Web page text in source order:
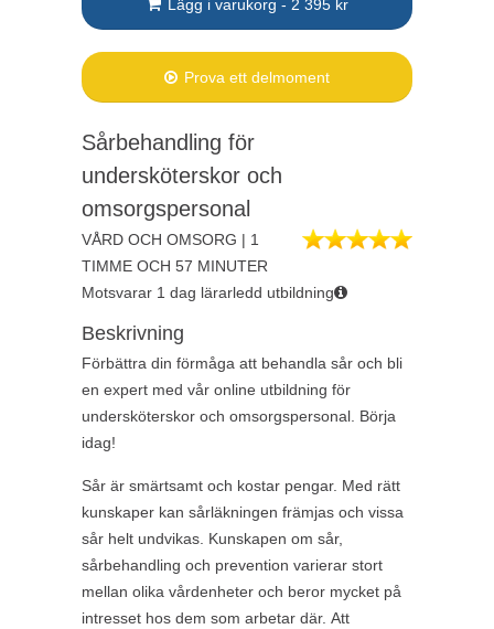
Lägg i varukorg - 2 395 kr
Prova ett delmoment
Sårbehandling för
undersköterskor och
omsorgspersonal
VÅRD OCH OMSORG | 1
TIMME OCH 57 MINUTER
Motsvarar 1 dag lärarledd utbildning
Beskrivning
Förbättra din förmåga att behandla sår och bli
en expert med vår online utbildning för
undersköterskor och omsorgspersonal. Börja
idag!
Sår är smärtsamt och kostar pengar. Med rätt
kunskaper kan sårläkningen främjas och vissa
sår helt undvikas. Kunskapen om sår,
sårbehandling och prevention varierar stort
mellan olika vårdenheter och beror mycket på
intresset hos dem som arbetar där. Att